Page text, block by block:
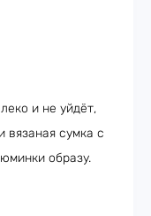
и не уйдёт,
вязаная сумка с
образу.